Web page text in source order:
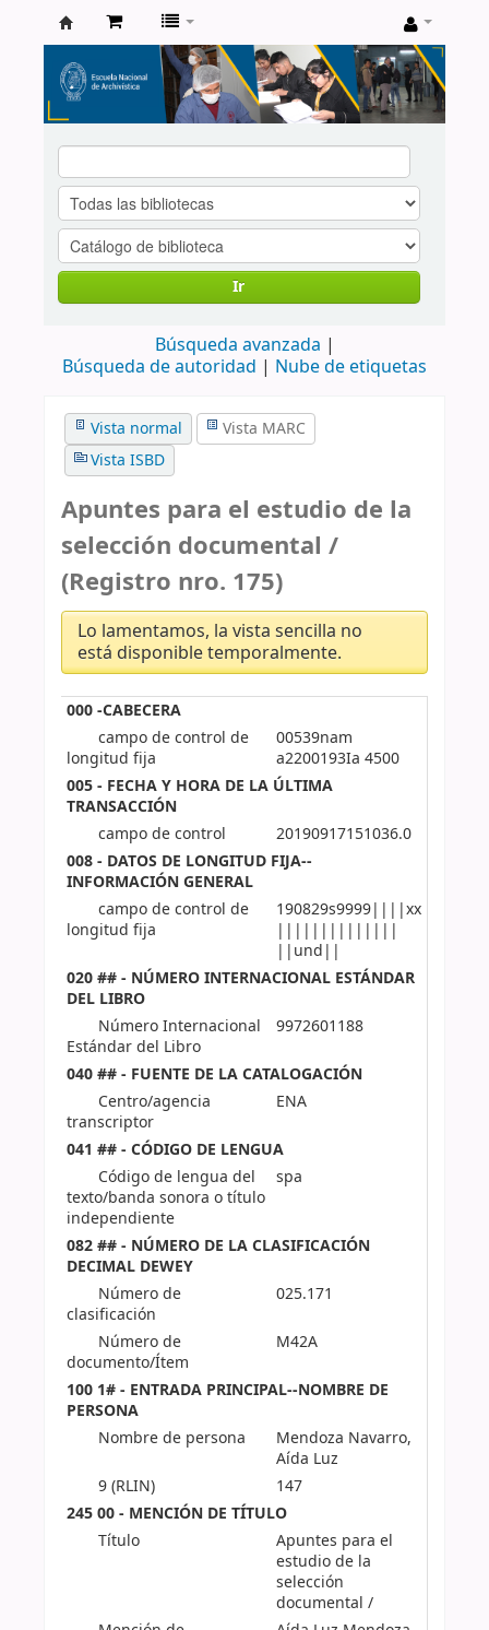
Catálogo
de
Biblioteca
ENA
Ir
Búsqueda avanzada
Búsqueda de autoridad
Nube de etiquetas
Vista normal
Vista MARC
Vista ISBD
Apuntes para el estudio de la
selección documental /
(Registro nro. 175)
Lo lamentamos, la vista sencilla no
está disponible temporalmente.
000 -CABECERA
campo de control de
longitud fija
00539nam
a2200193Ia 4500
005 - FECHA Y HORA DE LA ÚLTIMA
TRANSACCIÓN
campo de control
20190917151036.0
008 - DATOS DE LONGITUD FIJA--
INFORMACIÓN GENERAL
campo de control de
longitud fija
190829s9999||||xx
||||||||||||||
||und||
020 ## - NÚMERO INTERNACIONAL ESTÁNDAR
DEL LIBRO
Número Internacional
Estándar del Libro
9972601188
040 ## - FUENTE DE LA CATALOGACIÓN
Centro/agencia
transcriptor
ENA
041 ## - CÓDIGO DE LENGUA
Código de lengua del
texto/banda sonora o título
independiente
spa
082 ## - NÚMERO DE LA CLASIFICACIÓN
DECIMAL DEWEY
Número de
clasificación
025.171
Número de
documento/Ítem
M42A
100 1# - ENTRADA PRINCIPAL--NOMBRE DE
PERSONA
Nombre de persona
Mendoza Navarro,
Aída Luz
9 (RLIN)
147
245 00 - MENCIÓN DE TÍTULO
Título
Apuntes para el
estudio de la
selección
documental /